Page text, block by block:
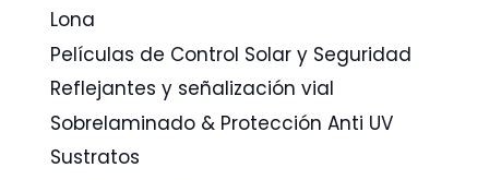
Lona
Películas de Control Solar y Seguridad
Reflejantes y señalización vial
Sobrelaminado & Protección Anti UV
Sustratos